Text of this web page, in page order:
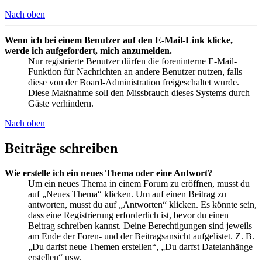
Nach oben
Wenn ich bei einem Benutzer auf den E-Mail-Link klicke,
werde ich aufgefordert, mich anzumelden.
Nur registrierte Benutzer dürfen die foreninterne E-Mail-
Funktion für Nachrichten an andere Benutzer nutzen, falls
diese von der Board-Administration freigeschaltet wurde.
Diese Maßnahme soll den Missbrauch dieses Systems durch
Gäste verhindern.
Nach oben
Beiträge schreiben
Wie erstelle ich ein neues Thema oder eine Antwort?
Um ein neues Thema in einem Forum zu eröffnen, musst du
auf „Neues Thema“ klicken. Um auf einen Beitrag zu
antworten, musst du auf „Antworten“ klicken. Es könnte sein,
dass eine Registrierung erforderlich ist, bevor du einen
Beitrag schreiben kannst. Deine Berechtigungen sind jeweils
am Ende der Foren- und der Beitragsansicht aufgelistet. Z. B.
„Du darfst neue Themen erstellen“, „Du darfst Dateianhänge
erstellen“ usw.